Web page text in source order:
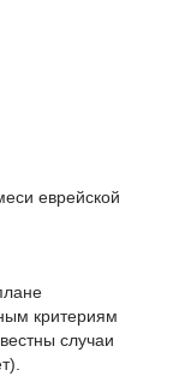
еврейской
критериям
случаи